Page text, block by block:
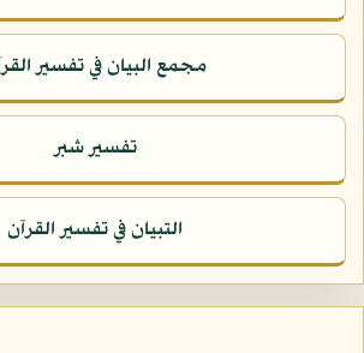
مجمع البيان في تفسير
تفسير شبر
التبيان في تفسير القرآن